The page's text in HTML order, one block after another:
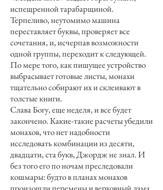
испещренной тарабарщиной.
Терпеливо, неутомимо машина
переставляет буквы, проверяет все
сочетания, и, исчерпав возможности
одной группы, переходит к следующей.
По мере того, как пишущее устройство
выбрасывает готовые листы, монахи
тщательно собирают их и склеивают в
толстые книги.
Слава Богу, еще неделя, и все будет
закончено. Какие-такие расчеты убедили
монахов, что нет надобности
исследовать комбинации из десяти,
двадцати, ста букв, Джордж не знал. И
без того его по ночам преследовали
кошмары: будто в планах монахов